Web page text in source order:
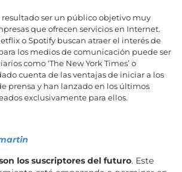
ser un público objetivo muy
que ofrecen servicios en Internet.
o Spotify buscan atraer el interés de
los medios de comunicación puede ser
como ‘The New York Times’ o
cuenta de las ventajas de iniciar a los
prensa y han lanzado en los últimos
exclusivamente para ellos.
los suscriptores del futuro. Este